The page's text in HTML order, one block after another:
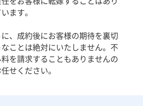
ます。
、成約後にお客様の期待を裏切
ことは絶対にいたしません。不
を請求することもありませんの
せください。